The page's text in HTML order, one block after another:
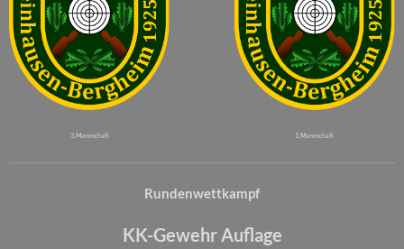
3. Mannschaft 1. Mannschaft
Rundenwettkampf
KK-Gewehr Auflage